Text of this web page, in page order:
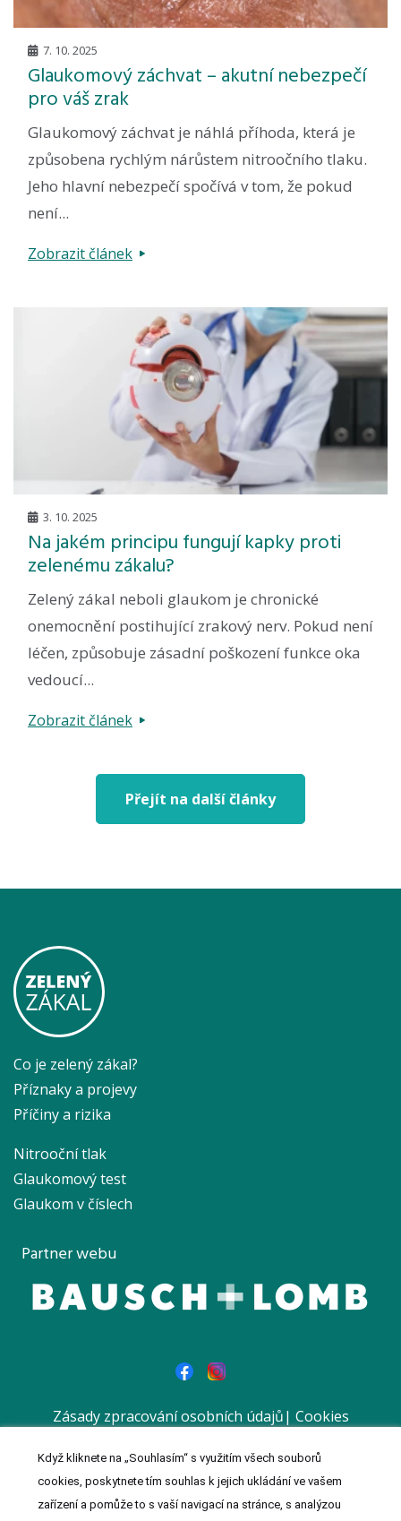
7. 10. 2025
Glaukomový záchvat – akutní nebezpečí
pro váš zrak
Glaukomový záchvat je náhlá příhoda, která je
způsobena rychlým nárůstem nitroočního tlaku.
Jeho hlavní nebezpečí spočívá v tom, že pokud
není...
Zobrazit článek
3. 10. 2025
Na jakém principu fungují kapky proti
zelenému zákalu?
Zelený zákal neboli glaukom je chronické
onemocnění postihující zrakový nerv. Pokud není
léčen, způsobuje zásadní poškození funkce oka
vedoucí...
Zobrazit článek
Přejít na další články
Co je zelený zákal?
Příznaky a projevy
Příčiny a rizika
Nitrooční tlak
Glaukomový test
Glaukom v číslech
Partner webu
Zásady zpracování osobních údajů| Cookies
© 2023 MeDitorial | Vytvořil a spravuje Meditorial
| ISSN 1803-
Když kliknete na „Souhlasím“ s využitím všech souborů
cookies, poskytnete tím souhlas k jejich ukládání ve vašem
zařízení a pomůže to s vaší navigací na stránce, s analýzou